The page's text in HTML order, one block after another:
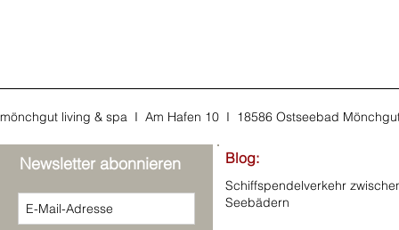
mönchgut living & spa I Am Hafen 10 I 18586 Ostseebad
Newsletter abonnieren Blog:
Schiffspendelverkehr
Seebädern